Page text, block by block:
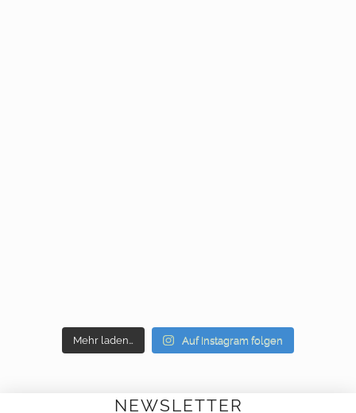
Mehr laden… Auf Instagram folgen
NEWSLETTER